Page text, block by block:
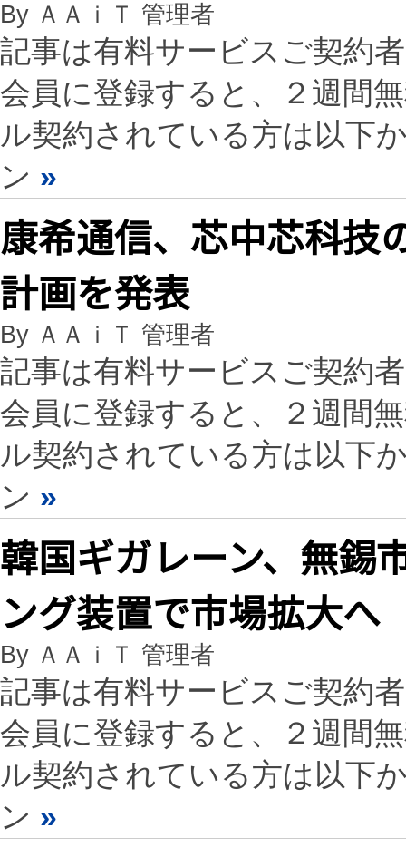
By ＡＡｉＴ 管理者
記事は有料サービスご契約
会員に登録すると、２週間
ル契約されている方は以下
ン »
康希通信、芯中芯科技
計画を発表
By ＡＡｉＴ 管理者
記事は有料サービスご契約
会員に登録すると、２週間
ル契約されている方は以下
ン »
韓国ギガレーン、無
ング装置で市場拡大へ
By ＡＡｉＴ 管理者
記事は有料サービスご契約
会員に登録すると、２週間
ル契約されている方は以下
ン »